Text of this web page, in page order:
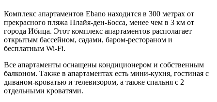
Комплекс апартаментов Ebano находится в 300 метрах от
прекрасного пляжа Плайя-ден-Босса, менее чем в 3 км от
города Ибица. Этот комплекс апартаментов располагает
открытым бассейном, садами, баром-рестораном и
бесплатным Wi-Fi.
Все апартаменты оснащены кондиционером и собственным
балконом. Также в апартаментах есть мини-кухня, гостиная с
диваном-кроватью и телевизором, а также спальня с 2
отдельными кроватями.